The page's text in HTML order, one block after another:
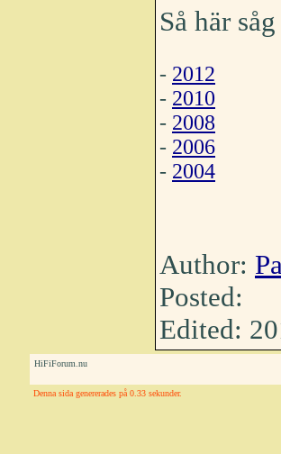
Så här
- 2012
- 2010
- 2008
- 2006
- 2004
Author:
Posted:
Edited:
HiFiForum.nu
Denna sida genererades på 0.33 sekunder.